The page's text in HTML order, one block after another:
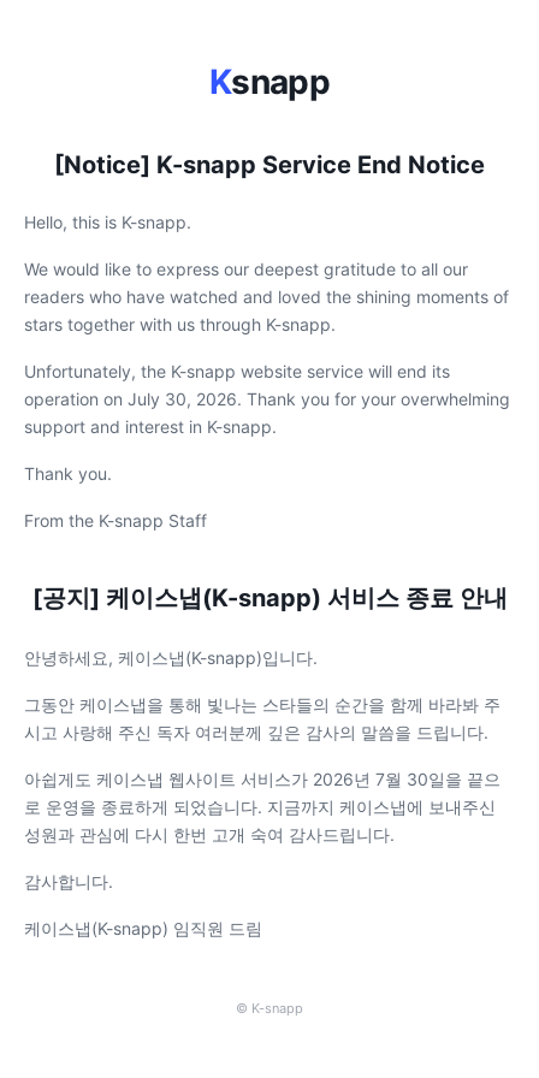
Ksnapp
[Notice] K-snapp Service End Notice
Hello, this is K-snapp.
We would like to express our deepest gratitude to all our
readers who have watched and loved the shining moments of
stars together with us through K-snapp.
Unfortunately, the K-snapp website service will end its
operation on July 30, 2026. Thank you for your overwhelming
support and interest in K-snapp.
Thank you.
From the K-snapp Staff
[공지] 케이스냅(K-snapp) 서비스 종료 안내
안녕하세요, 케이스냅(K-snapp)입니다.
그동안 케이스냅을 통해 빛나는 스타들의 순간을 함께 바라봐 주
시고 사랑해 주신 독자 여러분께 깊은 감사의 말씀을 드립니다.
아쉽게도 케이스냅 웹사이트 서비스가 2026년 7월 30일을 끝으
로 운영을 종료하게 되었습니다. 지금까지 케이스냅에 보내주신
성원과 관심에 다시 한번 고개 숙여 감사드립니다.
감사합니다.
케이스냅(K-snapp) 임직원 드림
© K-snapp